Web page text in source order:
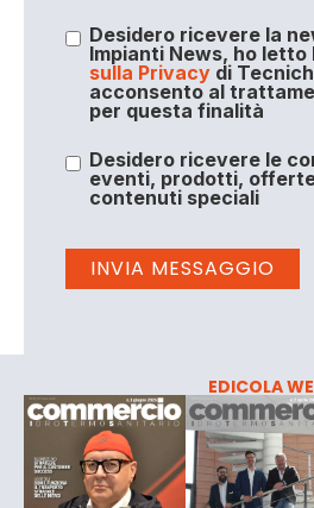
Desidero ricevere la
Impianti News, ho letto
sulla Privacydi
acconsento al
per questa finalità
Desidero ricevere le
eventi, prodotti,
contenuti speciali
EDICOLA